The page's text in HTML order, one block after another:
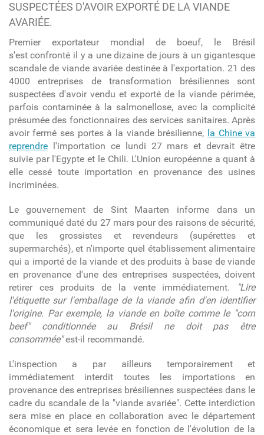
SUSPECTÉES D'AVOIR EXPORTÉ DE LA VIANDE
AVARIÉE.
Premier exportateur mondial de boeuf, le Brésil
s'est confronté il y a une dizaine de jours à un gigantesque
scandale de viande avariée destinée à l'exportation. 21 des
4000 entreprises de transformation brésiliennes sont
suspectées d'avoir vendu et exporté de la viande périmée,
parfois contaminée à la salmonellose, avec la complicité
présumée des fonctionnaires des services sanitaires. Après
avoir fermé ses portes à la viande brésilienne, la Chine va
reprendrel'importation ce lundi 27 mars et devrait être
suivie par l'Egypte et le Chili. L'Union européenne a quant à
elle cessé toute importation en provenance des usines
incriminées.
Le gouvernement de Sint Maarten informe dans un
communiqué daté du 27 mars pour des raisons de sécurité,
que les grossistes et revendeurs (supérettes et
supermarchés), et n'importe quel établissement alimentaire
qui a importé de la viande et des produits à base de viande
en provenance d'une des entreprises suspectées, doivent
retirer ces produits de la vente immédiatement.
"Lire
l'étiquette sur l'emballage de la viande afin d'en identifier
l'origine. Par exemple, la viande en boîte comme le "corn
beef" conditionnée au Brésil ne doit pas être
consommée"est-il recommandé.
L'inspection a par ailleurs temporairement et
immédiatement interdit toutes les importations en
provenance des entreprises brésiliennes suspectées dans le
cadre du scandale de la "viande avariée". Cette interdiction
sera mise en place en collaboration avec le département
économique et sera levée en fonction de l'évolution de la